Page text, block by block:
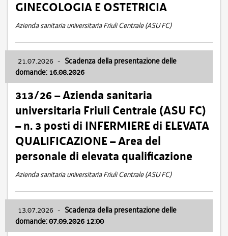
GINECOLOGIA E OSTETRICIA
Azienda sanitaria universitaria Friuli Centrale (ASU FC)
21.07.2026 - Scadenza della presentazione delle
domande: 16.08.2026
313/26 – Azienda sanitaria
universitaria Friuli Centrale (ASU FC)
– n. 3 posti di INFERMIERE di ELEVATA
QUALIFICAZIONE – Area del
personale di elevata qualificazione
Azienda sanitaria universitaria Friuli Centrale (ASU FC)
13.07.2026 - Scadenza della presentazione delle
domande: 07.09.2026 12:00